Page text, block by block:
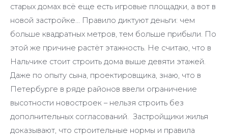
старых домах всё еще есть игровые площадки, а вот в
новой застройке… Правило диктуют деньги: чем
больше квадратных метров, тем больше прибыли. По
этой же причине растёт этажность. Не считаю, что в
Нальчике стоит строить дома выше девяти этажей.
Даже по опыту сына, проектировщика, знаю, что в
Петербурге в ряде районов ввели ограничение
высотности новостроек – нельзя строить без
дополнительных согласований. Застройщики жилья
доказывают, что строительные нормы и правила